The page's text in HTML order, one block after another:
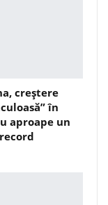
creștere
în
aproape un